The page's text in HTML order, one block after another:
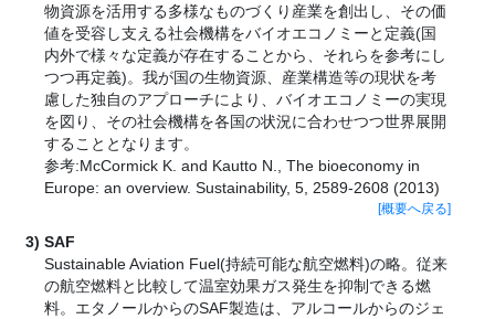
物資源を活用する多様なものづくり産業を創出し、その価
値を受容し支える社会機構をバイオエコノミーと定義(国
内外で様々な定義が存在することから、それらを参考にし
つつ再定義)。我が国の生物資源、産業構造等の現状を考
慮した独自のアプローチにより、バイオエコノミーの実現
を図り、その社会機構を各国の状況に合わせつつ世界展開
することとなります。
参考:McCormick K. and Kautto N., The bioeconomy in
Europe: an overview. Sustainability, 5, 2589-2608 (2013)
[概要へ戻る]
SAF
Sustainable Aviation Fuel(持続可能な航空燃料)の略。従来
の航空燃料と比較して温室効果ガス発生を抑制できる燃
料。エタノールからのSAF製造は、アルコールからのジェ